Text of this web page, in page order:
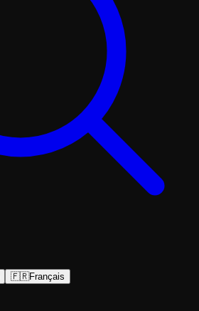
🇫🇷Français